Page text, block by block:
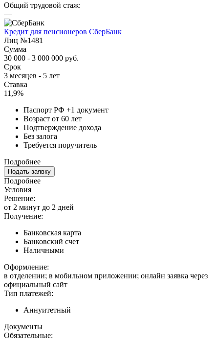
Общий трудовой стаж:
—
Кредит для пенсионеров СберБанк
Лиц №1481
Сумма
30 000 - 3 000 000 руб.
Срок
3 месяцев - 5 лет
Ставка
11,9%
Паспорт РФ +1 документ
Возраст от 60 лет
Подтверждение дохода
Без залога
Требуется поручитель
Подробнее
Подать заявку
Подробнее
Условия
Решение:
от 2 минут до 2 дней
Получение:
Банковская карта
Банковский счет
Наличными
Оформление:
в отделении; в мобильном приложении; онлайн заявка через
официальный сайт
Тип платежей:
Аннуитетный
Документы
Обязательные: